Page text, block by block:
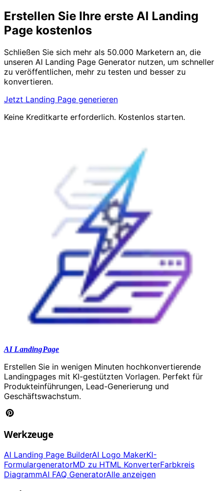
Erstellen Sie Ihre erste AI Landing
Page kostenlos
Schließen Sie sich mehr als 50.000 Marketern an, die
unseren AI Landing Page Generator nutzen, um schneller
zu veröffentlichen, mehr zu testen und besser zu
konvertieren.
Jetzt Landing Page generieren
Keine Kreditkarte erforderlich. Kostenlos starten.
AI LandingPage
Erstellen Sie in wenigen Minuten hochkonvertierende
Landingpages mit KI-gestützten Vorlagen. Perfekt für
Produkteinführungen, Lead-Generierung und
Geschäftswachstum.
Werkzeuge
AI Landing Page BuilderAI Logo MakerKI-
FormulargeneratorMD zu HTML KonverterFarbkreis
DiagrammAI FAQ GeneratorAlle anzeigen